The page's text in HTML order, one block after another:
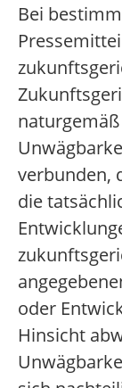
Bei
verbunden,
die
oder
Hinsicht